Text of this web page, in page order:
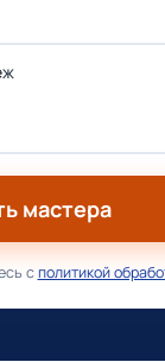
мастера
сполитикой